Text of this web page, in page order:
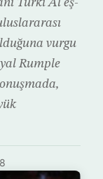
Turki Al eş-
vurgu
Rumple